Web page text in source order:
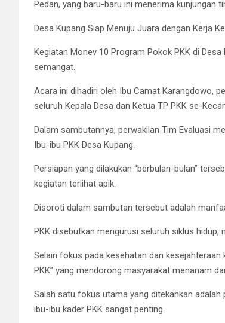
Pedan, yang baru-baru ini menerima kunjungan
Desa Kupang Siap Menuju Juara dengan Kerja
Kegiatan Monev 10 Program Pokok PKK di
semangat.
Acara ini dihadiri oleh Ibu Camat Karangdowo,
seluruh Kepala Desa dan Ketua TP PKK se-
Dalam sambutannya, perwakilan Tim Evaluasi
Ibu-ibu PKK Desa Kupang.
Persiapan yang dilakukan “berbulan-bulan”
kegiatan terlihat apik.
Disoroti dalam sambutan tersebut adalah
PKK disebutkan mengurusi seluruh siklus
Selain fokus pada kesehatan dan kesejahteraan
PKK” yang mendorong masyarakat menanam
Salah satu fokus utama yang ditekankan
ibu-ibu kader PKK sangat penting.